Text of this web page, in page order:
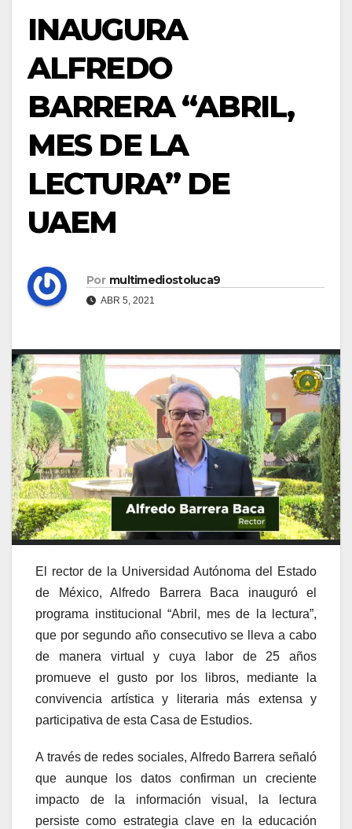
INAUGURA
ALFREDO
BARRERA “ABRIL,
MES DE LA
LECTURA” DE
UAEM
Por multimediostoluca9
ABR 5, 2021
El rector de la Universidad Autónoma del Estado
de México, Alfredo Barrera Baca inauguró el
programa institucional “Abril, mes de la lectura”,
que por segundo año consecutivo se lleva a cabo
de manera virtual y cuya labor de 25 años
promueve el gusto por los libros, mediante la
convivencia artística y literaria más extensa y
participativa de esta Casa de Estudios.
A través de redes sociales, Alfredo Barrera señaló
que aunque los datos confirman un creciente
impacto de la información visual, la lectura
persiste como estrategia clave en la educación